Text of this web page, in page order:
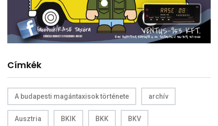
Címkék
A budapesti magántaxisok története archív
Ausztria BKIK BKK BKV